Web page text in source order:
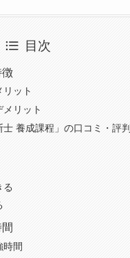
目次
徴
ット
リット
養成課程」の口コミ・評判
る
時間